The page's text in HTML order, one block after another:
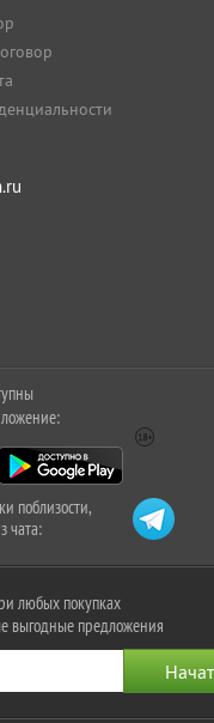
поблизости,
чата:
любых покупках
выгодные предложения